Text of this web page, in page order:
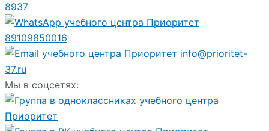
8937
89109850016
info@prioritet-
37.ru
Мы в соцсетях: